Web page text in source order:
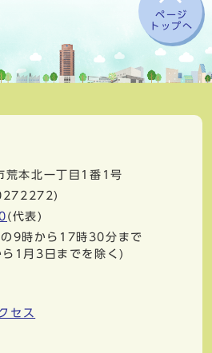
ページ
トップへ
荒本北一丁目1番1号
(代表)
9時から17時30分まで
1月3日までを除く)
セス